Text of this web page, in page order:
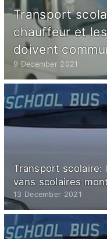
Transport
chauffeur et
doivent
9 December 2021
Transport
vans scolaires
13 December 2021